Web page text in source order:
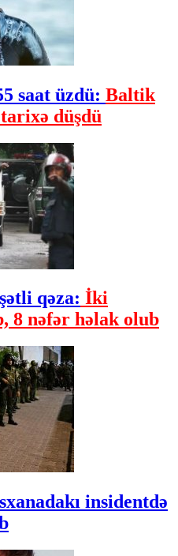
saat üzdü: Baltik
düşdü
qəza: İki
8 nəfər həlak olub
insidentdə